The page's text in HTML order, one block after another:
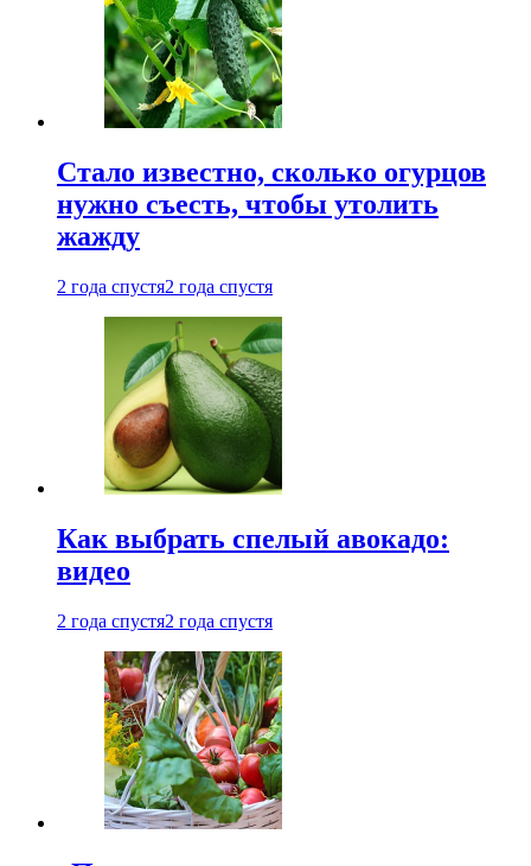
Стало известно, сколько огурцов
нужно съесть, чтобы утолить
жажду
2 года спустя2 года спустя
Как выбрать спелый авокадо:
видео
2 года спустя2 года спустя